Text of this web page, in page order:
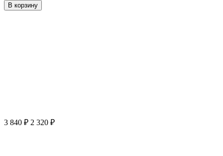
В корзину
3 840 ₽ 2 320 ₽